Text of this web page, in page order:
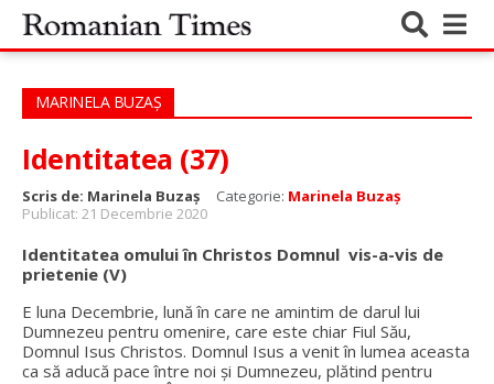
MARINELA BUZAȘ
Identitatea (37)
Scris de: Marinela Buzaș Categorie: Marinela Buzaș
Publicat: 21 Decembrie 2020
Identitatea omului în Christos Domnul vis-a-vis de
prietenie (V)
E luna Decembrie, lună în care ne amintim de darul lui
Dumnezeu pentru omenire, care este chiar Fiul Său,
Domnul Isus Christos. Domnul Isus a venit în lumea aceasta
ca să aducă pace între noi și Dumnezeu, plătind pentru